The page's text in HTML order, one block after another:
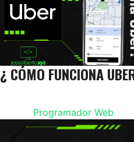
¿ CÓMO FUNCIONA
Programador Web